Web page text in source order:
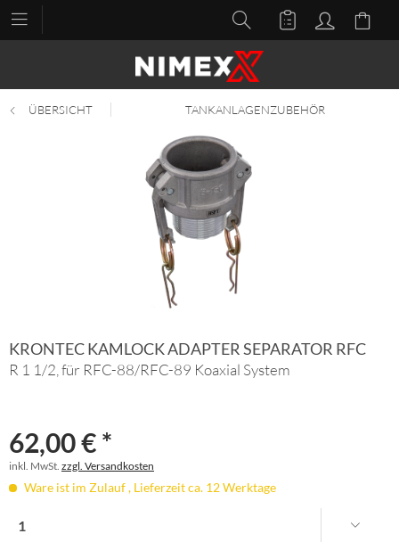
ÜBERSICHT TANKANLAGENZUBEHÖR
KRONTEC KAMLOCK ADAPTER SEPARATOR RFC
R 1 1/2, für RFC-88/RFC-89 Koaxial System
62,00 € *
inkl. MwSt. zzgl. Versandkosten
Ware ist im Zulauf , Lieferzeit ca. 12 Werktage